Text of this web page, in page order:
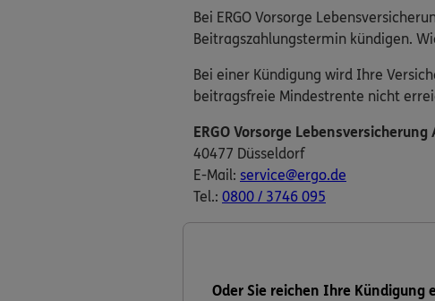
Bei ERGO Vorsorge
Beitragszahlungstermin kündigen.
Bei einer Kündigung wird Ihre
beitragsfreie Mindestrente nicht
ERGO Vorsorge Lebensversicherung
40477 Düsseldorf
E-Mail: service@ergo.de
Tel.: 0800 / 3746 095
Oder Sie reichen Ihre Kündigung